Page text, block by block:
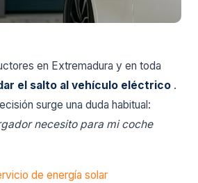
en Extremadura y en toda
el salto al vehículo eléctrico .
surge una duda habitual:
necesito para mi coche
de energía solar